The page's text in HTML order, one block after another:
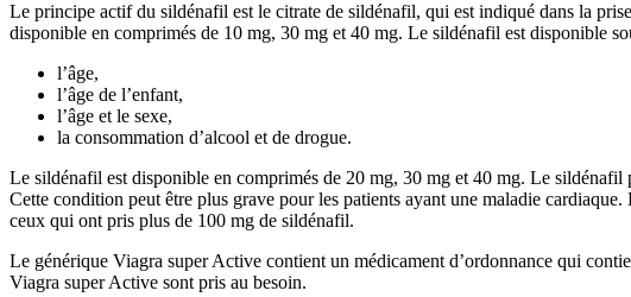
Le principe actif du sildénafil est le citrate de sildénafil, qui est indiqué dans la
disponible en comprimés de 10 mg, 30 mg et 40 mg. Le sildénafil est disponible
l’âge,
l’âge de l’enfant,
l’âge et le sexe,
la consommation d’alcool et de drogue.
Le sildénafil est disponible en comprimés de 20 mg, 30 mg et 40 mg. Le sildénafil
Cette condition peut être plus grave pour les patients ayant une maladie
ceux qui ont pris plus de 100 mg de sildénafil.
Le générique Viagra super Active contient un médicament d’ordonnance qui
Viagra super Active sont pris au besoin.